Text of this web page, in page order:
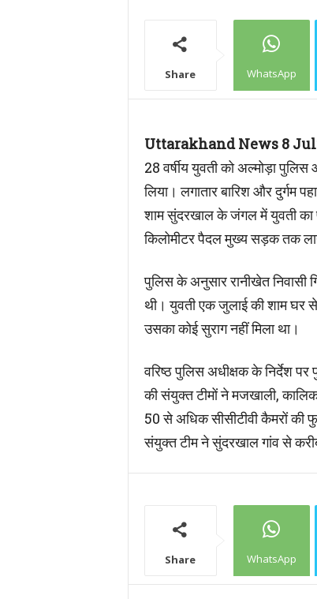
Share WhatsApp
Uttarakhand News 8
28 वर्षीय युवती को अल्मोड़ा
लिया। लगातार बारिश और दुर्गम
शाम सुंदरखाल के जंगल में युवती का
किलोमीटर पैदल मुख्य सड़क तक
पुलिस के अनुसार रानीखेत निवासी
थी। युवती एक जुलाई की शाम घर से
उसका कोई सुराग नहीं मिला था।
वरिष्ठ पुलिस अधीक्षक के निर्देश
की संयुक्त टीमों ने मजखाली,
50 से अधिक सीसीटीवी कैमरों की
संयुक्त टीम ने सुंदरखाल गांव से
Share WhatsApp